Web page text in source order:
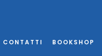
CONTATTI BOOKSHOP